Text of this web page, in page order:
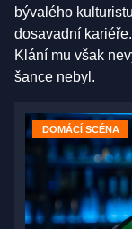
bývalého
dosavadní
Klání mu však
šance nebyl.
DOMÁCÍ SCÉNA